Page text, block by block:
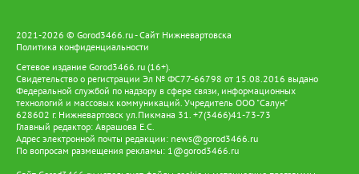
2021-2026 © Gorod3466.ru - Сайт Нижневартовска
Политика конфиденциальности
Сетевое издание Gorod3466.ru (16+).
Свидетельство о регистрации Эл № ФС77-66798 от 15.08.2016 выдано
Федеральной службой по надзору в сфере связи, информационных
технологий и массовых коммуникаций. Учредитель ООО "Салун"
628602 г. Нижневартовск ул.Пикмана 31. +7(3466)41-73-73
Главный редактор: Аврашова Е.С.
Адрес электронной почты редакции: news@gorod3466.ru
По вопросам размещения рекламы: 1@gorod3466.ru